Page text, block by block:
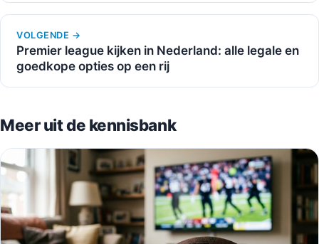
VOLGENDE →
Premier league kijken in Nederland: alle legale en
goedkope opties op een rij
Meer uit de kennisbank